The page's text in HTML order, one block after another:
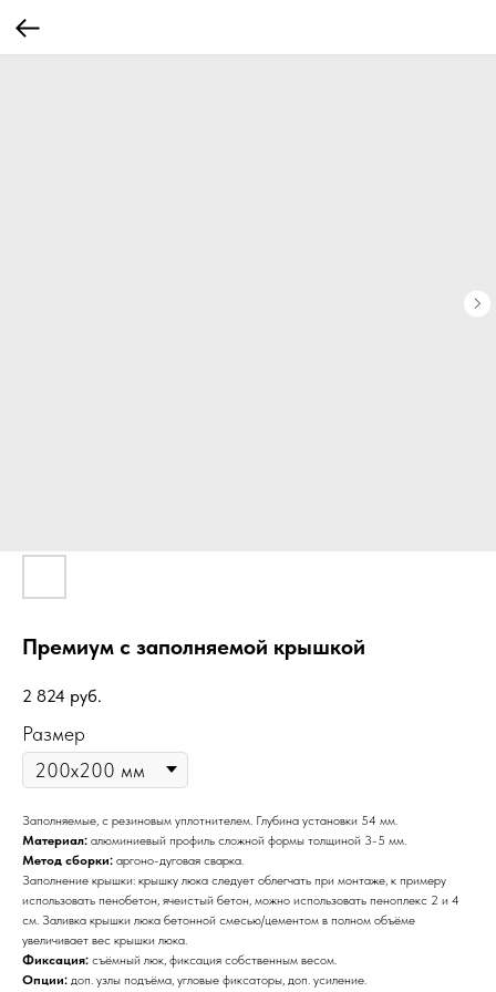
Премиум с заполняемой крышкой
2 824 руб.
Размер
Заполняемые, с резиновым уплотнителем. Глубина установки 54 мм.
Материал: алюминиевый профиль сложной формы толщиной 3-5 мм.
Метод сборки: аргоно-дуговая сварка.
Заполнение крышки: крышку люка следует облегчать при монтаже, к примеру
использовать пенобетон, ячеистый бетон, можно использовать пеноплекс 2 и 4
см. Заливка крышки люка бетонной смесью/цементом в полном объёме
увеличивает вес крышки люка.
Фиксация: съёмный люк, фиксация собственным весом.
Опции: доп. узлы подъёма, угловые фиксаторы, доп. усиление.